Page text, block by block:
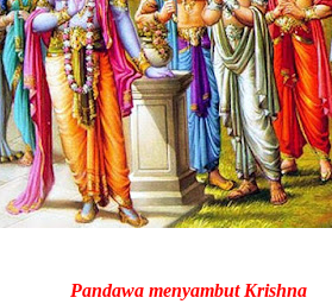
Pandawa menyambut Krishna